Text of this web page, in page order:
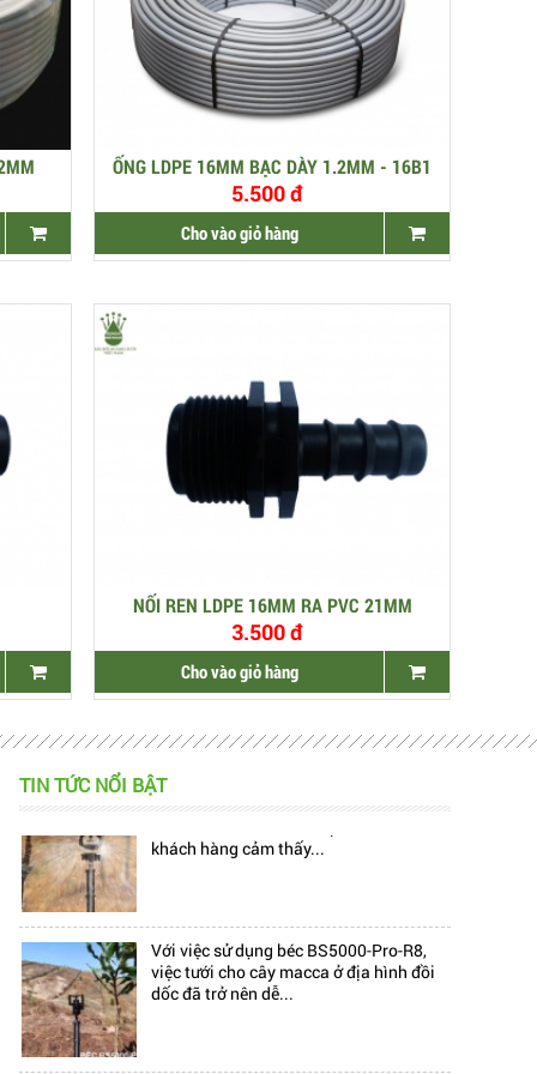
ỐNG LDPE 16MM BẠC DÀY 1.2MM - 16B1
5.500 đ
Cho vào giỏ hàng
NỐI REN LDPE 16MM RA PVC 21MM
3.500 đ
Cho vào giỏ hàng
TIN TỨC NỔI BẬTHiện nay, trên thị trường đang có rất
Với việc sử dụng béc BS5000-Pro-R8,
việc tưới cho cây macca ở địa hình đồi
dốc đã trở nên dễ...